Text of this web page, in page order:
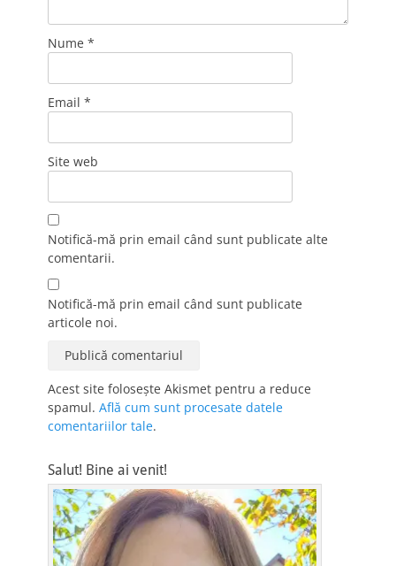
Nume *
Email *
Site web
Notifică-mă prin email când sunt publicate alte
comentarii.
Notifică-mă prin email când sunt publicate
articole noi.
Acest site folosește Akismet pentru a reduce
spamul. Află cum sunt procesate datele
comentariilor tale.
Salut! Bine ai venit!